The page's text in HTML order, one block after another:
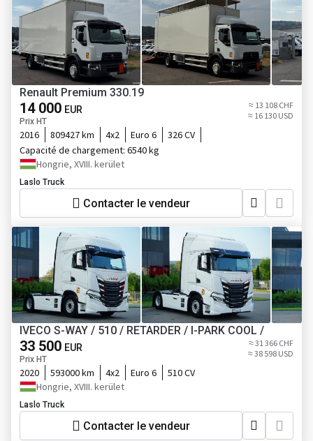
Renault Premium 330.19
14 000 EUR
Prix HT
≈ 13 108 CHF
≈ 16 130 USD
2016 809427 km 4x2 Euro 6
326 CV
Capacité de chargement: 6540 kg
Hongrie, XVIII. kerület
Laslo Truck
Contacter le vendeur
IVECO S-WAY / 510 / RETARDER / I-PARK COOL /
33 500 EUR
Prix HT
≈ 31 366 CHF
≈ 38 598 USD
2020 593000 km 4x2 Euro 6
510 CV
Hongrie, XVIII. kerület
Laslo Truck
Contacter le vendeur